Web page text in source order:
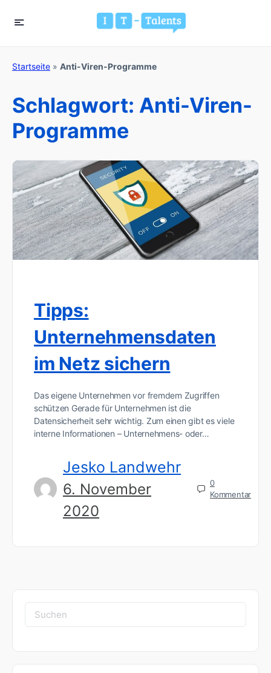
Startseite » Anti-Viren-Programme
Schlagwort: Anti-Viren-
Programme
Tipps:
Unternehmensdaten
im Netz sichern
Das eigene Unternehmen vor fremdem Zugriffen
schützen Gerade für Unternehmen ist die
Datensicherheit sehr wichtig. Zum einen gibt es viele
interne Informationen – Unternehmens- oder…
Jesko Landwehr
6. November
2020
0
Kommentar
Suchen
nach: